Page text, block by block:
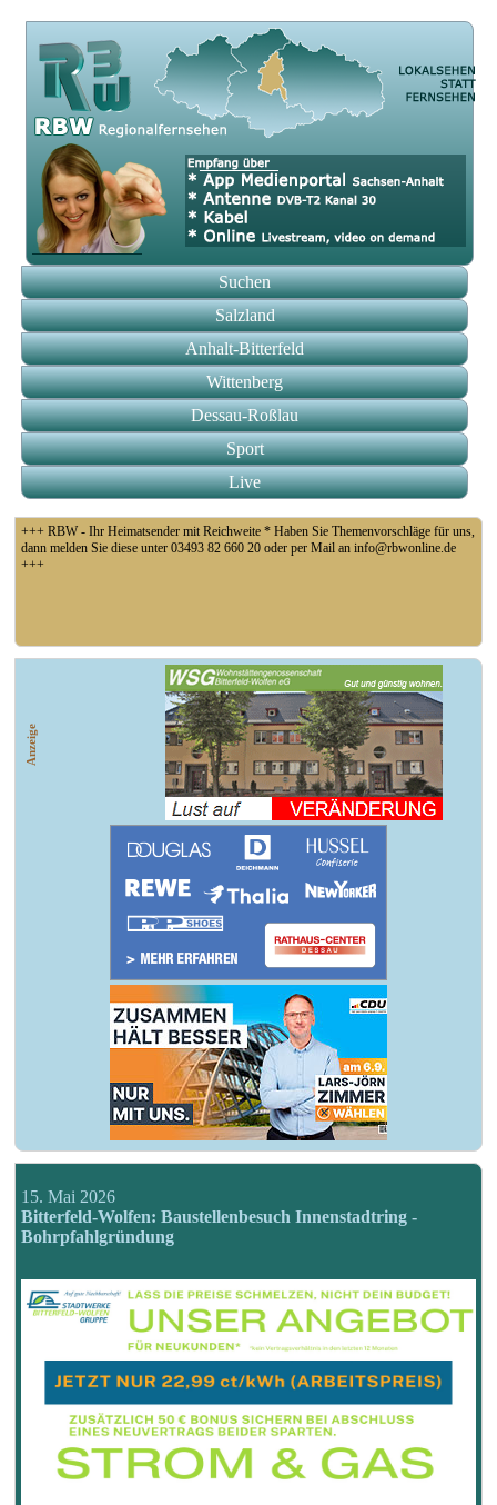
Suchen
Salzland
Anhalt-Bitterfeld
Wittenberg
Dessau-Roßlau
Sport
Live
+++ RBW - Ihr Heimatsender mit Reichweite * Haben Sie Themenvorschläge für uns,
dann melden Sie diese unter 03493 82 660 20 oder per Mail an info@rbwonline.de
+++
+++ Fußball Oberliga Süd 1. Spieltag: SG Union Sandersdorf - VfB 1921 Krieschow,
15. Mai 2026
Bitterfeld-Wolfen: Baustellenbesuch Innenstadtring -
Bohrpfahlgründung
Anzeige